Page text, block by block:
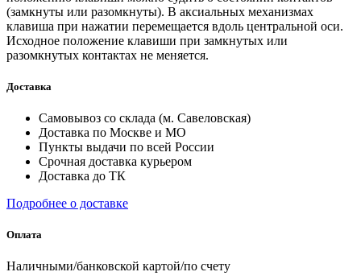
(замкнуты или разомкнуты). В аксиальных механизмах
клавиша при нажатии перемещается вдоль центральной оси.
Исходное положение клавиши при замкнутых или
разомкнутых контактах не меняется.
Доставка
Самовывоз со склада (м. Савеловская)
Доставка по Москве и МО
Пункты выдачи по всей России
Срочная доставка курьером
Доставка до ТК
Подробнее о доставке
Оплата
Наличными/банковской картой/по счету